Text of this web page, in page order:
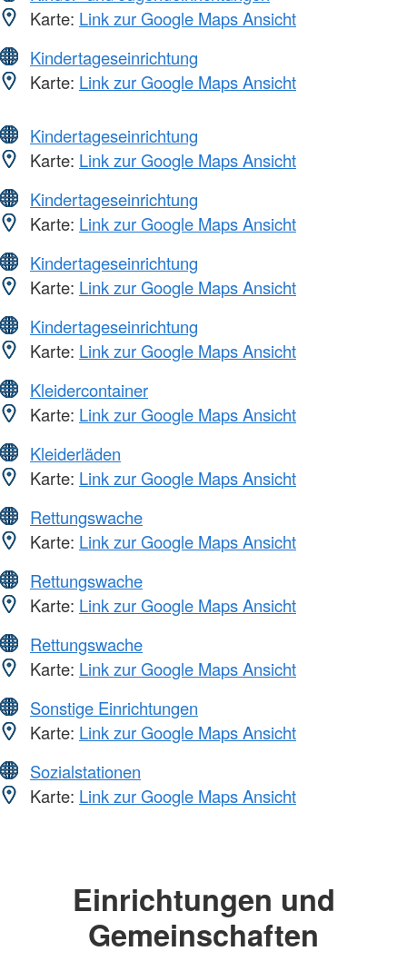
Karte: Link zur Google Maps Ansicht
Kindertageseinrichtung
Karte: Link zur Google Maps Ansicht
Kindertageseinrichtung
Karte: Link zur Google Maps Ansicht
Kindertageseinrichtung
Karte: Link zur Google Maps Ansicht
Kindertageseinrichtung
Karte: Link zur Google Maps Ansicht
Kindertageseinrichtung
Karte: Link zur Google Maps Ansicht
Kleidercontainer
Karte: Link zur Google Maps Ansicht
Kleiderläden
Karte: Link zur Google Maps Ansicht
Rettungswache
Karte: Link zur Google Maps Ansicht
Rettungswache
Karte: Link zur Google Maps Ansicht
Rettungswache
Karte: Link zur Google Maps Ansicht
Sonstige Einrichtungen
Karte: Link zur Google Maps Ansicht
Sozialstationen
Karte: Link zur Google Maps Ansicht
Einrichtungen und
Gemeinschaften